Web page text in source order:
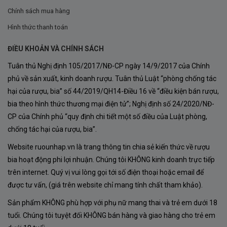
Chính sách mua hàng
Hình thức thanh toán
ĐIỀU KHOẢN VÀ CHÍNH SÁCH
Tuân thủ Nghị định 105/2017/NĐ-CP ngày 14/9/2017 của Chính
phủ về sản xuất, kinh doanh rượu. Tuân thủ Luật “phòng chống tác
hại của rượu, bia” số 44/2019/QH14-Điều 16 về “điều kiện bán rượu,
bia theo hình thức thương mại điện tử”; Nghị định số 24/2020/NĐ-
CP của Chính phủ “quy định chi tiết một số điều của Luật phòng,
chống tác hại của rượu, bia”.
Website ruounhap.vn là trang thông tin chia sẻ kiến thức về rượu
bia hoạt động phi lợi nhuận. Chúng tôi KHÔNG kinh doanh trực tiếp
trên internet. Quý vị vui lòng gọi tới số điện thoại hoặc email để
được tư vấn, (giá trên website chỉ mang tính chất tham khảo).
Sản phẩm KHÔNG phù hợp với phụ nữ mang thai và trẻ em dưới 18
tuổi. Chúng tôi tuyệt đối KHÔNG bán hàng và giao hàng cho trẻ em